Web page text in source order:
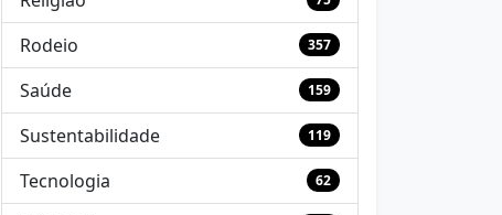
Rodeio 357
Saúde 159
Sustentabilidade 119
Tecnologia 62